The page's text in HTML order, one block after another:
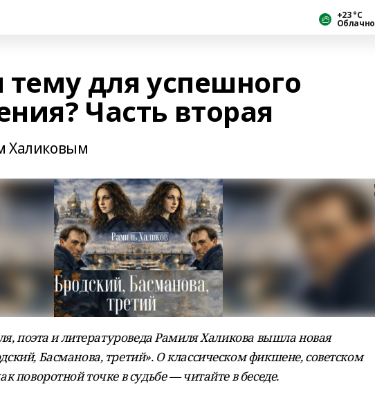
+23 °С
Облачно
тему для успешного
Часть вторая
Халиковым
поэта и литературоведа Рамиля Халикова вышла новая
Басманова, третий». О классическом фикшене, советском
поворотной точке в судьбе — читайте в беседе.